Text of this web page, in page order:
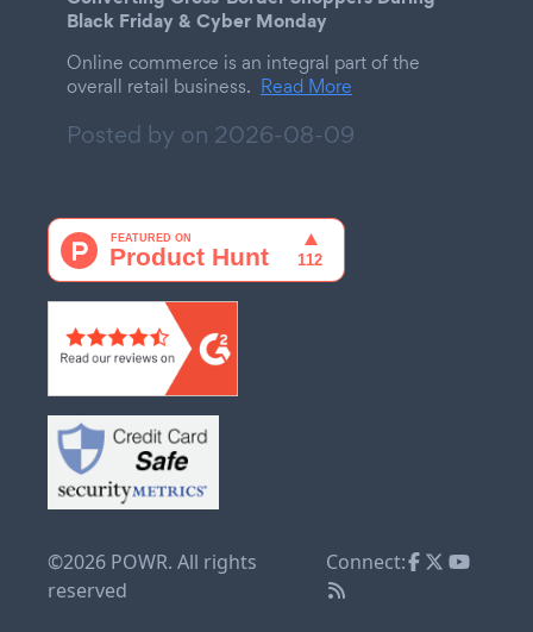
Black Friday & Cyber Monday
Online commerce is an integral part of the
overall retail business. Read More
Posted by on 2026-08-09
©2026 POWR. All rights
reserved
Connect: